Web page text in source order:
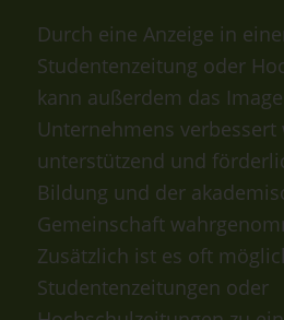
Durch eine Anzeige in
Studentenzeitung oder
kann außerdem das
Unternehmens verbessert
unterstützend und
Bildung und der
Gemeinschaft
Zusätzlich ist es oft
Studentenzeitungen oder